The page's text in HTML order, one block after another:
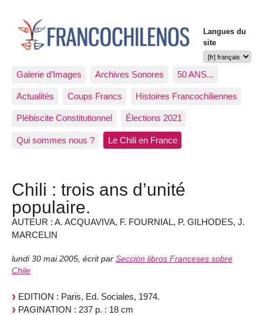
Langues du
site
Galerie d’Images Archives Sonores 50 ANS...
Actualités Coups Francs Histoires Francochiliennes
Plébiscite Constitutionnel Élections 2021
Qui sommes nous ? Le Chili en France
Chili : trois ans d’unité
populaire.
AUTEUR : A. ACQUAVIVA, F. FOURNIAL, P. GILHODES, J.
MARCELIN
lundi 30 mai 2005, écrit par Sección libros Franceses sobre
Chile
EDITION : Paris, Ed. Sociales, 1974.
PAGINATION : 237 p. : 18 cm